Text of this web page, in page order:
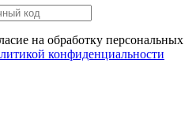
на обработку персональных
конфиденциальности